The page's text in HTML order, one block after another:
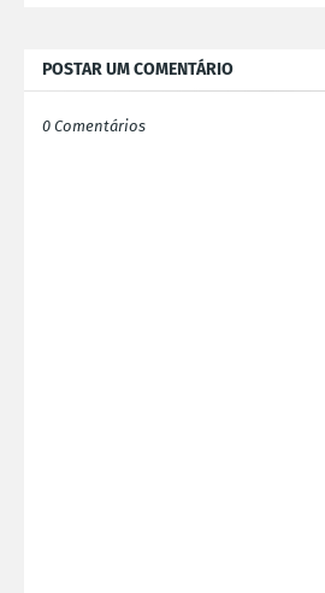
POSTAR UM COMENTÁRIO
0 Comentários